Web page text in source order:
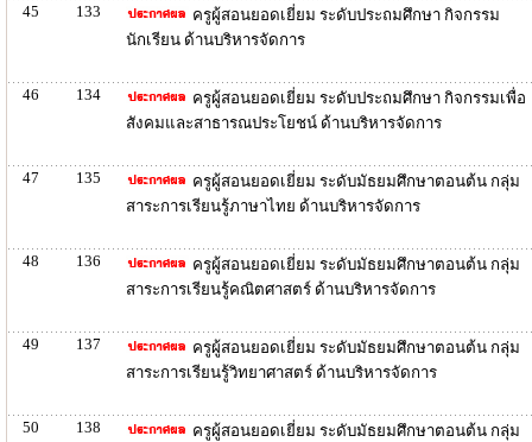
45 133
ครูผู้สอนยอดเยี่ยม ระดับประถมศึกษา กิจกรรม
นักเรียน ด้านบริหารจัดการ
46 134
ครูผู้สอนยอดเยี่ยม ระดับประถมศึกษา กิจกรรมเพื่อ
สังคมและสาธารณประโยชน์ ด้านบริหารจัดการ
47 135
ครูผู้สอนยอดเยี่ยม ระดับมัธยมศึกษาตอนต้น กลุ่ม
สาระการเรียนรู้ภาษาไทย ด้านบริหารจัดการ
48 136
ครูผู้สอนยอดเยี่ยม ระดับมัธยมศึกษาตอนต้น กลุ่ม
สาระการเรียนรู้คณิตศาสตร์ ด้านบริหารจัดการ
49 137
ครูผู้สอนยอดเยี่ยม ระดับมัธยมศึกษาตอนต้น กลุ่ม
สาระการเรียนรู้วิทยาศาสตร์ ด้านบริหารจัดการ
50 138 ครูผู้สอนยอดเยี่ยม ระดับมัธยมศึกษาตอนต้น กลุ่ม